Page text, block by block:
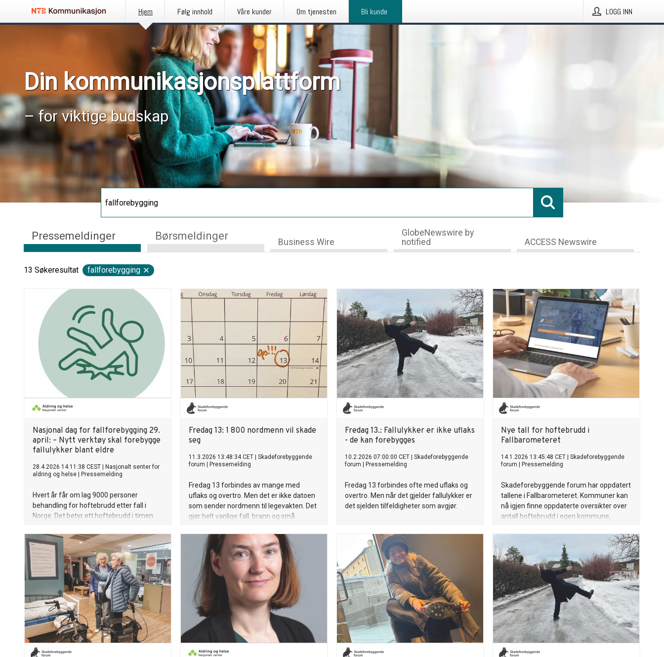
Hjem Følg innhold Våre kunder Om tjenesten Bli kunde LOGG INN
Din kommunikasjonsplattform
– for viktige budskap
Pressemeldinger Børsmeldinger Business Wire
GlobeNewswire by
notified
ACCESS Newswire
13 Søkeresultat fallforebygging
Nasjonal dag for fallforebygging 29.
april: – Nytt verktøy skal forebygge
fallulykker blant eldre
28.4.2026 14:11:38 CEST
Nasjonalt senter for
aldring og helse
Pressemelding
Hvert år får om lag 9000 personer
behandling for hoftebrudd etter fall i
Norge. Det betyr ett hoftebrudd i timen.
ulykken som rammer eldre, og risikoen
øker med alderen. Men fall kan
forebygges, ofte med enkle tiltak. Derfor
lanserer Nasjonalt senter for aldring og
helse nå det nye verktøyet Kort om fall og
fallforebygging for helse- og
omsorgspersonell.
Fredag 13: 1 800 nordmenn vil skade
seg
11.3.2026 13:48:34 CET
Skadeforebyggende
forum
Pressemelding
Fredag 13 forbindes av mange med
uflaks og overtro. Men det er ikke datoen
som sender nordmenn til legevakten. Det
gjør helt vanlige fall, brann og små
Fredag 13.: Fallulykker er ikke uflaks
- de kan forebygges
10.2.2026 07:00:00 CET
Skadeforebyggende
forum
Pressemelding
Fredag 13 forbindes ofte med uflaks og
overtro. Men når det gjelder fallulykker er
det sjelden tilfeldigheter som avgjør.
Nye tall for hoftebrudd i
Fallbarometeret
14.1.2026 13:45:48 CET
Skadeforebyggende
forum
Pressemelding
Skadeforebyggende forum har oppdatert
tallene i Fallbarometeret. Kommuner kan
nå igjen finne oppdaterte oversikter over
antall hoftebrudd i egen kommune,